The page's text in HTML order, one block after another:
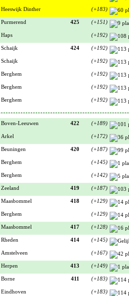
Heeswijk Dinther (+183)
Purmerend 425 (+151)
Haps (+192)
Schaijk 424 (+192)
Schaijk (+192)
Berghem (+192)
Berghem (+192)
Berghem (+192)
Boven-Leeuwen 422 (+189)
Arkel (+172)
Beuningen 420 (+187)
Berghem (+145)
Berghem (+142)
Zeeland 419 (+187)
Maasbommel 418 (+129)
Berghem (+129)
Maasbommel 417 (+128)
Rheden 414 (+145)
Amstelveen (+167)
Herpen 413 (+149)
Borne 411 (+183)
Eindhoven (+183)